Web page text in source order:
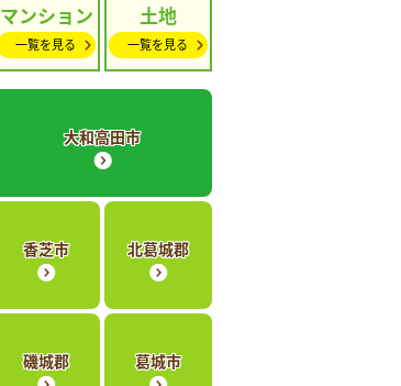
マンション
一覧を見る
土地
一覧を見る
大和高田市
香芝市 北葛城郡
磯城郡 葛城市